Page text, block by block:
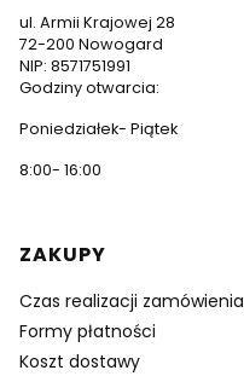
ul. Armii Krajowej 28
72-200 Nowogard
NIP: 8571751991
Godziny otwarcia:
Poniedziałek- Piątek
8:00- 16:00
Linki w stopce
ZAKUPY
Czas realizacji zamówienia
Formy płatności
Koszt dostawy